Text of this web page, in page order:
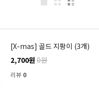
[X-mas] 골드 지팡이 (3개)
2,700원 0원
리뷰 0